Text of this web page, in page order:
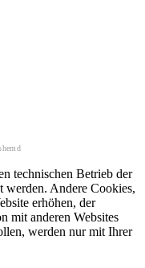
technischen Betrieb der
werden. Andere Cookies,
erhöhen, der
mit anderen Websites
werden nur mit Ihrer